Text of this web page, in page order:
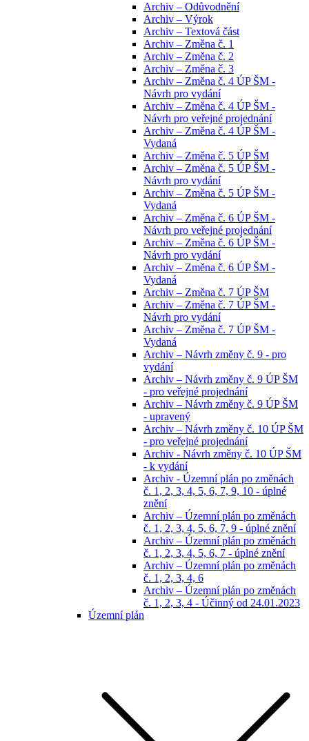
Archiv – Odůvodnění
Archiv – Výrok
Archiv – Textová část
Archiv – Změna č. 1
Archiv – Změna č. 2
Archiv – Změna č. 3
Archiv – Změna č. 4 ÚP ŠM -
Návrh pro vydání
Archiv – Změna č. 4 ÚP ŠM -
Návrh pro veřejné projednání
Archiv – Změna č. 4 ÚP ŠM -
Vydaná
Archiv – Změna č. 5 ÚP ŠM
Archiv – Změna č. 5 ÚP ŠM -
Návrh pro vydání
Archiv – Změna č. 5 ÚP ŠM -
Vydaná
Archiv – Změna č. 6 ÚP ŠM -
Návrh pro veřejné projednání
Archiv – Změna č. 6 ÚP ŠM -
Návrh pro vydání
Archiv – Změna č. 6 ÚP ŠM -
Vydaná
Archiv – Změna č. 7 ÚP ŠM
Archiv – Změna č. 7 ÚP ŠM -
Návrh pro vydání
Archiv – Změna č. 7 ÚP ŠM -
Vydaná
Archiv – Návrh změny č. 9 - pro
vydání
Archiv – Návrh změny č. 9 ÚP ŠM
- pro veřejné projednání
Archiv – Návrh změny č. 9 ÚP ŠM
- upravený
Archiv – Návrh změny č. 10 ÚP ŠM
- pro veřejné projednání
Archiv - Návrh změny č. 10 ÚP ŠM
- k vydání
Archiv - Územní plán po změnách
č. 1, 2, 3, 4, 5, 6, 7, 9, 10 - úplné
znění
Archiv – Územní plán po změnách
č. 1, 2, 3, 4, 5, 6, 7, 9 - úplné znění
Archiv – Územní plán po změnách
č. 1, 2, 3, 4, 5, 6, 7 - úplné znění
Archiv – Územní plán po změnách
č. 1, 2, 3, 4, 6
Archiv – Územní plán po změnách
č. 1, 2, 3, 4 - Účinný od 24.01.2023
Územní plán